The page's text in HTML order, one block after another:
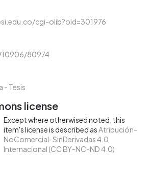
cgi-olib?oid=301976
80974
- Tesis
license
Except where otherwised noted, this
item's license is described asAtribución-
NoComercial-SinDerivadas 4.0
Internacional (CC BY-NC-ND 4.0)